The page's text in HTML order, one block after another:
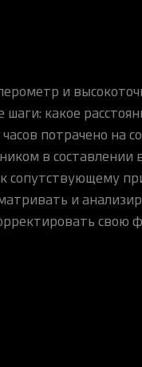
и
какое
потрачено на
в составлении
сопутствующему
и
свою